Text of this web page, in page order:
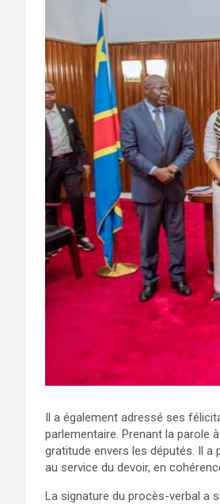
Il a également adressé ses
parlementaire. Prenant la parole
gratitude envers les députés. Il a
au service du devoir, en
La signature du procès-verbal a